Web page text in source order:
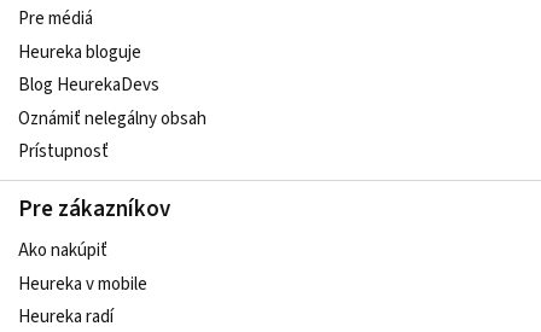
Pre médiá
Heureka bloguje
Blog HeurekaDevs
Oznámiť nelegálny obsah
Prístupnosť
Pre zákazníkov
Ako nakúpiť
Heureka v mobile
Heureka radí